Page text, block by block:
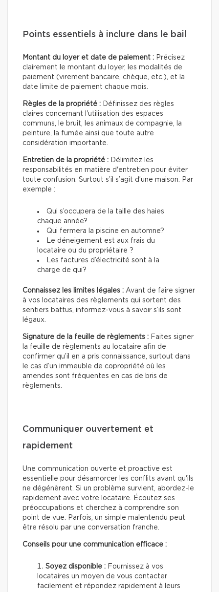
Points essentiels à inclure dans le bail
Montant du loyer et date de paiement : Précisez
clairement le montant du loyer, les modalités de
paiement (virement bancaire, chèque, etc.), et la
date limite de paiement chaque mois.
Règles de la propriété : Définissez des règles
claires concernant l'utilisation des espaces
communs, le bruit, les animaux de compagnie, la
peinture, la fumée ainsi que toute autre
considération importante.
Entretien de la propriété : Délimitez les
responsabilités en matière d'entretien pour éviter
toute confusion. Surtout s’il s’agit d’une maison. Par
exemple :
Qui s’occupera de la taille des haies
chaque année?
Qui fermera la piscine en automne?
Le déneigement est aux frais du
locataire ou du propriétaire ?
Les factures d’électricité sont à la
charge de qui?
Connaissez les limites légales : Avant de faire signer
à vos locataires des règlements qui sortent des
sentiers battus, informez-vous à savoir s’ils sont
légaux.
Signature de la feuille de règlements : Faites signer
la feuille de règlements au locataire afin de
confirmer qu’il en a pris connaissance, surtout dans
le cas d’un immeuble de copropriété où les
amendes sont fréquentes en cas de bris de
règlements.
Communiquer ouvertement et
rapidement
Une communication ouverte et proactive est
essentielle pour désamorcer les conflits avant qu'ils
ne dégénèrent. Si un problème survient, abordez-le
rapidement avec votre locataire. Écoutez ses
préoccupations et cherchez à comprendre son
point de vue. Parfois, un simple malentendu peut
être résolu par une conversation franche.
Conseils pour une communication efficace :
Soyez disponible : Fournissez à vos
locataires un moyen de vous contacter
facilement et répondez rapidement à leurs